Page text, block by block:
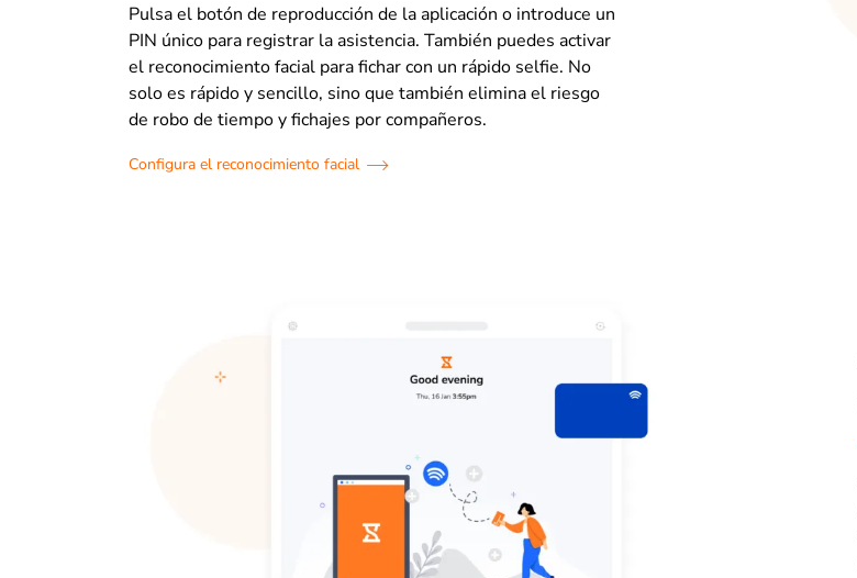
Pulsa el botón de reproducción de la aplicación o introduce un
PIN único para registrar la asistencia. También puedes activar
el reconocimiento facial para fichar con un rápido selfie. No
solo es rápido y sencillo, sino que también elimina el riesgo
de robo de tiempo y fichajes por compañeros.
Configura el reconocimiento facial